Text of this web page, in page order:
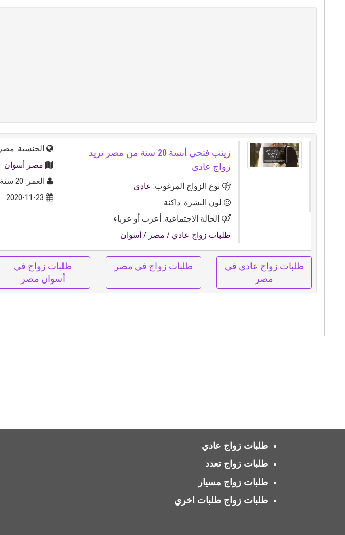
زينب فتحي أنسة 20 سنة من مصر تريد
زواج عادى
نوع الزواج المرغوب: عادي
لون البشرة: داكنة
الحالة الاجتماعية: أعزب أو عزباء
طلبات زواج عادي / مصر / أسوان
الجنسية: مصر
مصر أسوان
العمر: 20 سنة
2020-11-23
طلبات زواج عادي في
مصر
طلبات زواج في مصر
طلبات زواج في
أسوان مصر
طلبات زواج عادي
طلبات زواج تعدد
طلبات زواج مسيار
طلبات زواج طلبات اخري